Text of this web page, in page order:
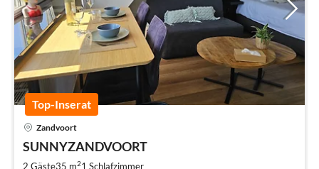
Top-Inserat
Zandvoort
SUNNYZANDVOORT
2 Gäste35 m21 Schlafzimmer